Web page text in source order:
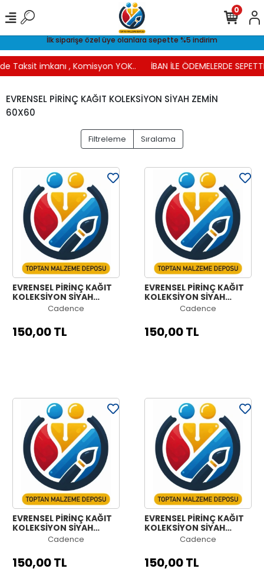
İlk siparişe özel üye olanlara sepette %5 indirim
imkanı , Komisyon YOK.. İBAN İLE ÖDEMELERDE
0
EVRENSEL PİRİNÇ KAĞIT KOLEKSİYON SİYAH ZEMİN
60X60
Filtreleme Sıralama
EVRENSEL PİRİNÇ KAĞIT
KOLEKSİYON SİYAH
ZEMİN UC-168 60X60
Cadence
150,00 TL
EVRENSEL PİRİNÇ KAĞIT
KOLEKSİYON SİYAH
ZEMİN UC-157 60X60
Cadence
150,00 TL
EVRENSEL PİRİNÇ KAĞIT
KOLEKSİYON SİYAH
ZEMİN UC-154 60X60
Cadence
150,00 TL
EVRENSEL PİRİNÇ KAĞIT
KOLEKSİYON SİYAH
ZEMİN UC-152 60X60
Cadence
150,00 TL